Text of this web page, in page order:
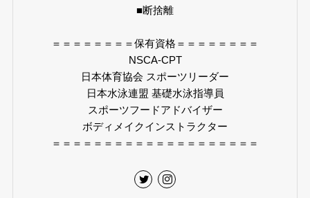
■断捨離
＝＝＝＝＝＝＝＝保有資格＝＝＝＝＝＝＝＝
NSCA-CPT
日本体育協会 スポーツリーダー
日本水泳連盟 基礎水泳指導員
スポーツフードアドバイザー
ボディメイクインストラクター
＝＝＝＝＝＝＝＝＝＝＝＝＝＝＝＝＝＝＝＝